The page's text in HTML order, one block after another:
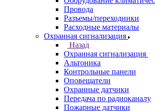
Провода
Разъемы/переходники
Расходные материалы
Охранная сигнализация
Назад
Охранная сигнализация
Альтоника
Контрольные панели
Оповещатели
Охранные датчики
Передача по радиоканалу
Пожарные датчики